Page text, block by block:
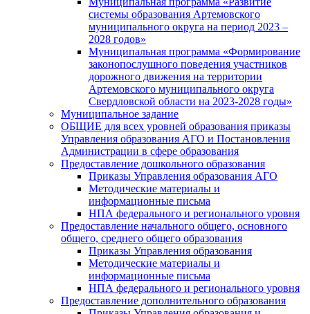
системы образования Артемовского
муниципального округа на период 2023 –
2028 годов»
Муниципальная программа «Формирование
законопослушного поведения участников
дорожного движения на территории
Артемовского муниципального округа
Свердловской области на 2023-2028 годы»
Муниципальное задание
ОБЩИЕ для всех уровней образования приказы
Управления образования АГО и Постановления
Администрации в сфере образования
Предоставление дошкольного образования
Приказы Управления образования АГО
Методические материалы и
информационные письма
НПА федерального и регионального уровня
Предоставление начального общего, основного
общего, среднего общего образования
Приказы Управления образования
Методические материалы и
информационные письма
НПА федерального и регионального уровня
Предоставление дополнительного образования